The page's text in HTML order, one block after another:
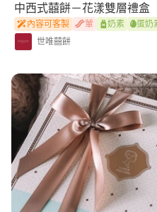
中西式囍餅－花漾雙層禮盒
內容可客製 葷 奶素
蛋奶
世唯囍餅